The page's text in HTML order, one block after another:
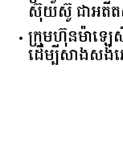
ស៊ុយ​ស៊ូ ​ជា​អតីត​
ក្រុមហ៊ុន​ម៉ាឡេ
ដើម្បីសាងសង់